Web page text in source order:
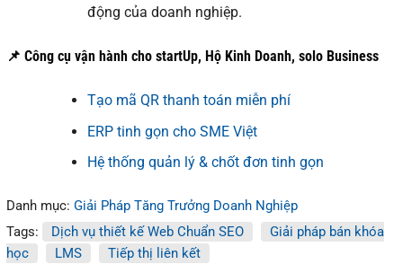
động của doanh nghiệp.
📌 Công cụ vận hành cho startUp, Hộ Kinh Doanh, solo Business
Tạo mã QR thanh toán miễn phí
ERP tinh gọn cho SME Việt
Hệ thống quản lý & chốt đơn tinh gọn
Danh mục: Giải Pháp Tăng Trưởng Doanh Nghiệp
Tags:
Dịch vụ thiết kế Web Chuẩn SEO
Giải pháp bán khóa
học
LMS Tiếp thị liên kết